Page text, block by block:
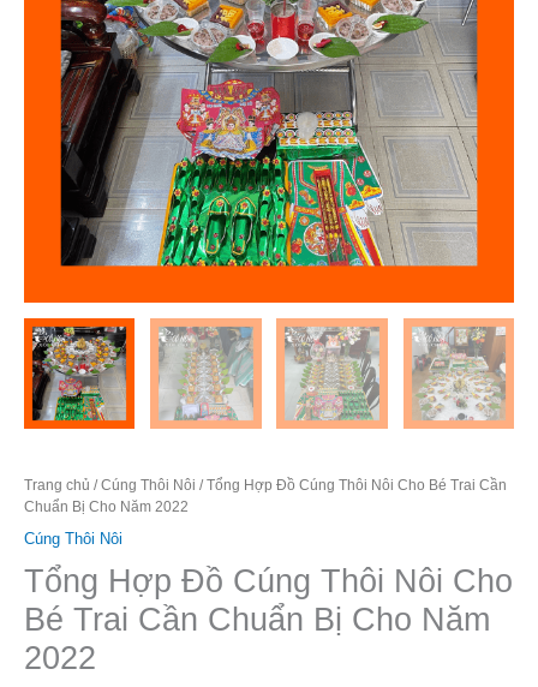
Trang chủ /Cúng Thôi Nôi / Tổng Hợp Đồ Cúng Thôi Nôi Cho Bé Trai Cần
Chuẩn Bị Cho Năm 2022
Cúng Thôi Nôi
Tổng Hợp Đồ Cúng Thôi Nôi Cho
Bé Trai Cần Chuẩn Bị Cho Năm
2022